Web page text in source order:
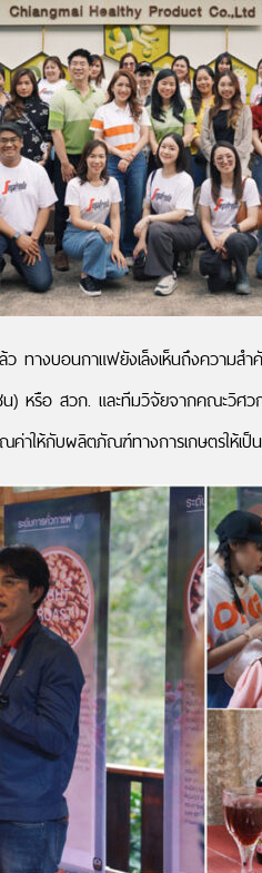
างบอนกาแฟยังเล็งเห็นถึงความส
หรือ สวก. และทีมวิจัยจากคณะวิศว
าให้กับผลิตภัณฑ์ทางการเกษตรให้เ